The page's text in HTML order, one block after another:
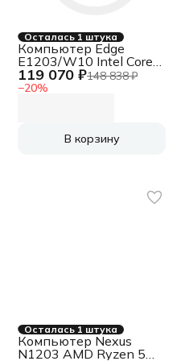
Осталась 1 штука
119 070 ₽148 838 ₽
−20%
Компьютер Edge
E1203/W10 Intel Core
i5-12400 / MB-
ARH610-OEM / 2x16GB
В корзину
Осталась 1 штука
Компьютер Nexus
N1203 AMD Ryzen 5